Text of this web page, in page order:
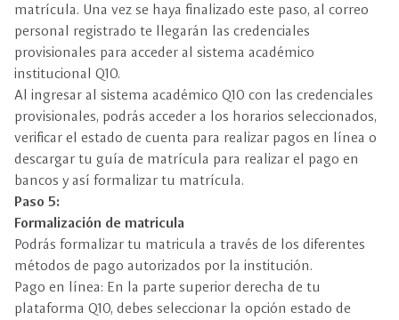
matrícula. Una vez se haya finalizado este paso, al correo
personal registrado te llegarán las credenciales
provisionales para acceder al sistema académico
institucional Q10.
Al ingresar al sistema académico Q10 con las credenciales
provisionales, podrás acceder a los horarios seleccionados,
verificar el estado de cuenta para realizar pagos en línea o
descargar tu guía de matrícula para realizar el pago en
bancos y así formalizar tu matrícula.
Paso 5:
Formalización de matricula
Podrás formalizar tu matricula a través de los diferentes
métodos de pago autorizados por la institución.
Pago en línea: En la parte superior derecha de tu
plataforma Q10, debes seleccionar la opción estado de